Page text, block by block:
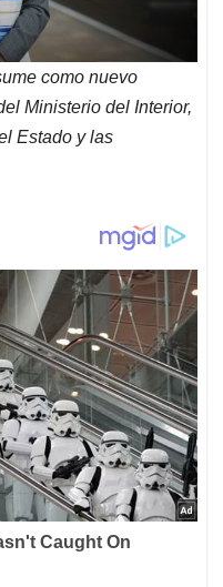
como nuevo
Ministerio del Interior,
Estado y las